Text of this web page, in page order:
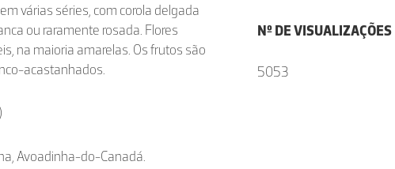
várias séries, com corola delgada
ou raramente rosada. Flores
na maioria amarelas. Os frutos são
acastanhados.
Avoadinha-do-Canadá.
Nº DE VISUALIZAÇÕES
5053